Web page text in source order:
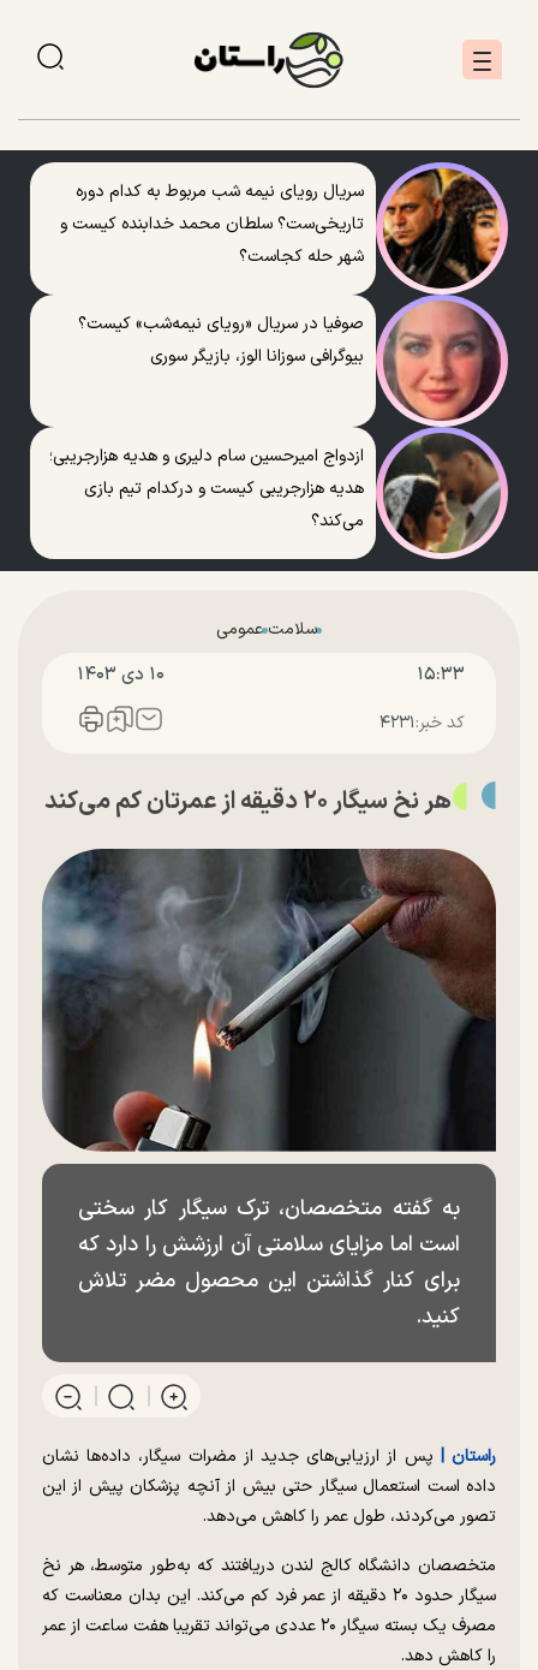
سریال رویای نیمه شب مربوط به کدام دوره
تاریخی‌ست؟ سلطان محمد خدابنده کیست و
شهر حله کجاست؟
صوفیا در سریال «رویای نیمه‌شب» کیست؟
بیوگرافی سوزانا الوز، بازیگر سوری
ازدواج امیرحسین سام دلیری و هدیه هزارجریبی؛
هدیه هزارجریبی کیست و درکدام تیم بازی
می‌کند؟
سلامت عمومی
۱۵:۳۳ ۱۰ دی ۱۴۰۳
کد خبر:۴۲۳۱
هر نخ سیگار ۲۰ دقیقه از عمرتان کم می‌کند
به گفته متخصصان، ترک سیگار کار سختی
است اما مزایای سلامتی آن ارزشش را دارد که
برای کنار گذاشتن این محصول مضر تلاش
کنید.
راستان | پس از ارزیابی‌های جدید از مضرات سیگار، داده‌ها نشان
داده است استعمال سیگار حتی بیش از آنچه پزشکان پیش از این
تصور می‌کردند، طول عمر را کاهش می‌دهد.
متخصصان دانشگاه کالج لندن دریافتند که به‌طور متوسط، هر نخ
سیگار حدود ۲۰ دقیقه از عمر فرد کم می‌کند. این بدان معناست که
مصرف یک بسته سیگار ۲۰ عددی می‌تواند تقریبا هفت ساعت از عمر
را کاهش دهد.